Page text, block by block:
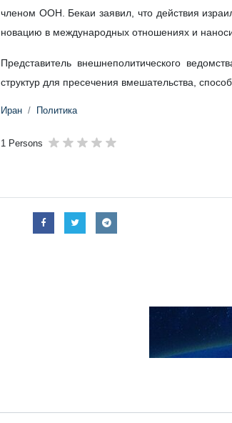
членом ООН. Бекаи заявил, что действия
новацию в международных отношениях и
Представитель внешнеполитического
структур для пресечения вмешательства,
Иран Политика
1 Persons